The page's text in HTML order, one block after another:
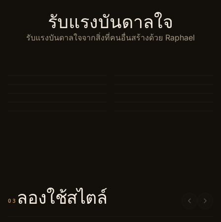
รับแรงบันดาลใจ
รับแรงบันดาลใจจากสิ่งที่คนอื่นสร้างด้วย Raphael
03 ลองใช้สไตล์